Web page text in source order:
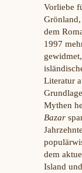
Vorliebe
dem
1997
Literatur
Mythen
Bazar
dem
Island